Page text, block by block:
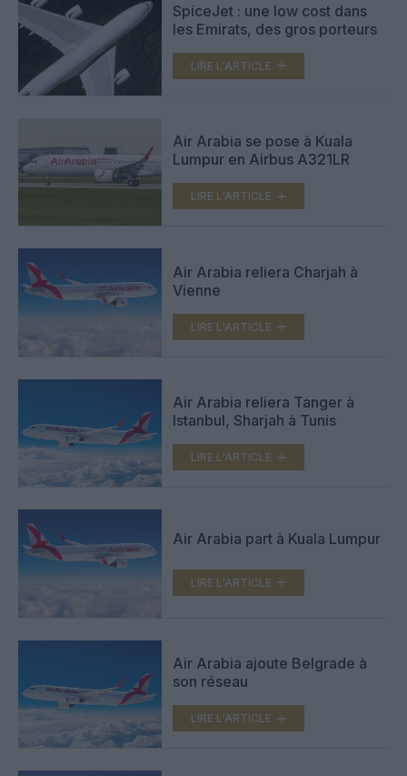
SpiceJet : une low cost dans
les Emirats, des gros porteurs
LIRE L'ARTICLE
Air Arabia se pose à Kuala
Lumpur en Airbus A321LR
LIRE L'ARTICLE
Air Arabia reliera Charjah à
Vienne
LIRE L'ARTICLE
Air Arabia reliera Tanger à
Istanbul, Sharjah à Tunis
LIRE L'ARTICLE
Air Arabia part à Kuala Lumpur
LIRE L'ARTICLE
Air Arabia ajoute Belgrade à
son réseau
LIRE L'ARTICLE